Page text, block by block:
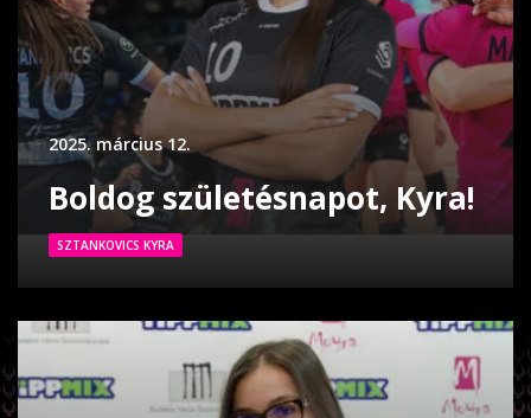
2025. március 12.
Boldog születésnapot, Kyra!
SZTANKOVICS KYRA